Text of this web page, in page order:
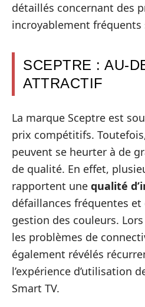
détaillés concernant des
incroyablement
SCEPTRE : AU-
ATTRACTIF
La marque Sceptre est
prix compétitifs.
peuvent se heurter à de
de qualité. En effet,
rapportent une qualité
défaillances fréquentes
gestion des couleurs.
les problèmes de
également révélés
l’expérience d’utilisation
Smart TV.